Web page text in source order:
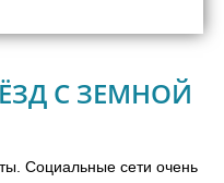
С ЗЕМНОЙ
Социальные сети очень